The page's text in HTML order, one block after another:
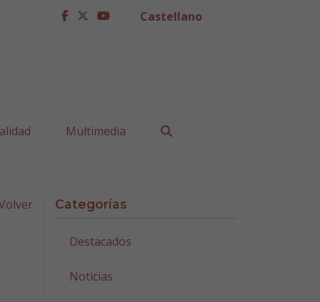
facebook
twitter
youtubeCastellano
Multimedia
Categorías
Destacados
Noticias